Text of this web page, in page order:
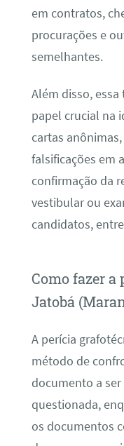
em contratos,
procurações e
semelhantes.
Além disso,
papel crucial na
cartas
falsificações em
confirmação da
vestibular ou
candidatos,
Como fazer a
Jatobá
A perícia
método de
documento a
questionada,
os documentos